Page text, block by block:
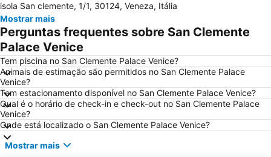
Terminal di Piazzale Roma
Padova Vintage Festival
Grande Canal
Carnevale di Venezia
Ponte de Rialto
Aeroporto Treviso
Porto Marghera
Santa Croce
Giudecca
San Polo
Palácio Ducal
Lido
Arsenal de Veneza
Rosa Salva
Sottomarina
isola San clemente, 1/1, 30124, Veneza, Itália
Mostrar mais
Perguntas frequentes sobre San Clemente
Palace Venice
Tem piscina no San Clemente Palace Venice?
Animais de estimação são permitidos no San Clemente Palace
Venice?
Tem estacionamento disponível no San Clemente Palace Venice?
Qual é o horário de check-in e check-out no San Clemente Palace
Venice?
Onde está localizado o San Clemente Palace Venice?
Mostrar mais